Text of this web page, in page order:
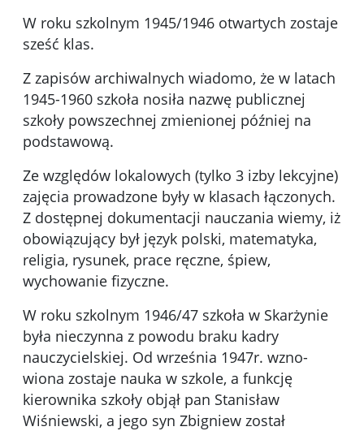
W roku szkolnym 1945/1946 otwartych zostaje
sześć klas.
Z zapisów archiwalnych wiadomo, że w latach
1945-1960 szkoła nosiła nazwę publicznej
szkoły powszechnej zmienionej później na
podstawową.
Ze względów lokalowych (tylko 3 izby lekcyjne)
zajęcia prowadzone były w klasach łączonych.
Z dostępnej dokumentacji nauczania wiemy, iż
obowiązujący był język polski, matematyka,
religia, rysunek, prace ręczne, śpiew,
wychowanie fizyczne.
W roku szkolnym 1946/47 szkoła w Skarżynie
była nieczynna z powodu braku kadry
nauczycielskiej. Od września 1947r. wzno­
wiona zostaje nauka w szkole, a funkcję
kierownika szkoły objął pan Stanisław
Wiśniewski, a jego syn Zbigniew został